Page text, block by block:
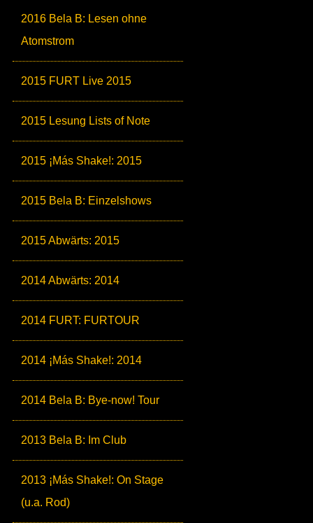
2016 Bela B: Lesen ohne
Atomstrom
2015 FURT Live 2015
2015 Lesung Lists of Note
2015 ¡Más Shake!: 2015
2015 Bela B: Einzelshows
2015 Abwärts: 2015
2014 Abwärts: 2014
2014 FURT: FURTOUR
2014 ¡Más Shake!: 2014
2014 Bela B: Bye-now! Tour
2013 Bela B: Im Club
2013 ¡Más Shake!: On Stage
(u.a. Rod)